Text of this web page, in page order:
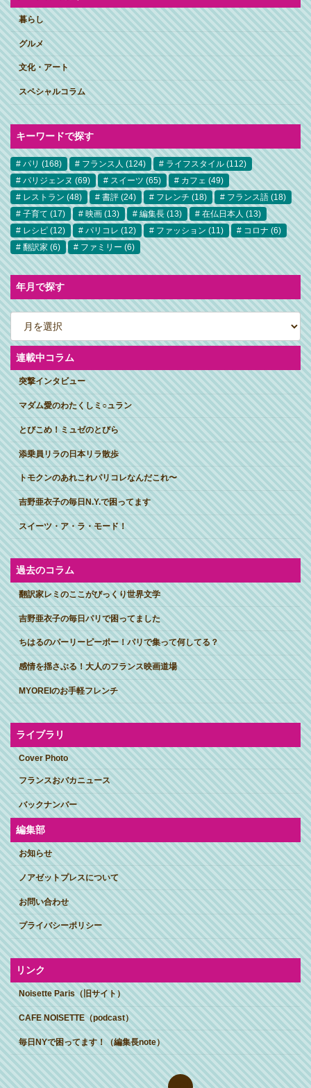
暮らし
グルメ
文化・アート
スペシャルコラム
キーワードで探す
パリ (168) フランス人 (124) ライフスタイル (112)
パリジェンヌ (69) スイーツ (65) カフェ (49)
レストラン (48) 書評 (24) フレンチ (18) フランス語 (18)
子育て (17) 映画 (13) 編集長 (13) 在仏日本人 (13)
レシピ (12) パリコレ (12) ファッション (11) コロナ (6)
翻訳家 (6) ファミリー (6)
年月で探す
ア
ー
カ
イ
ブ連載中コラム
突撃インタビュー
マダム愛のわたくしミ○ュラン
とびこめ！ミュゼのとびら
添乗員リラの日本リラ散歩
トモクンのあれこれパリコレなんだこれ〜
吉野亜衣子の毎日N.Y.で困ってます
スイーツ・ア・ラ・モード！
過去のコラム
翻訳家レミのここがびっくり世界文学
吉野亜衣子の毎日パリで困ってました
ちはるのパーリーピーポー！パリで集って何してる？
感情を揺さぶる！大人のフランス映画道場
MYOREIのお手軽フレンチ
ライブラリ
Cover Photo
フランスおバカニュース
バックナンバー
編集部
お知らせ
ノアゼットプレスについて
お問い合わせ
プライバシーポリシー
リンク
Noisette Paris（旧サイト）
CAFE NOISETTE（podcast）
毎日NYで困ってます！（編集長note）